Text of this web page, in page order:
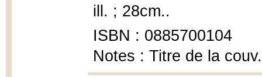
ill. ; 28cm..
ISBN : 0885700104
Notes : Titre de la couv.